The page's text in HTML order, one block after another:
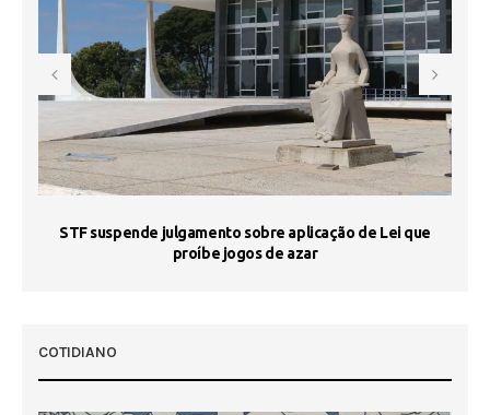
STF suspende julgamento sobre aplicação de Lei que
proíbe jogos de azar
COTIDIANO